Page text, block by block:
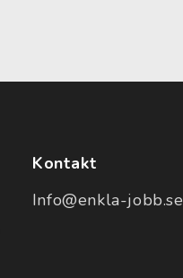
Kontakt
Info@enkla-jobb.se